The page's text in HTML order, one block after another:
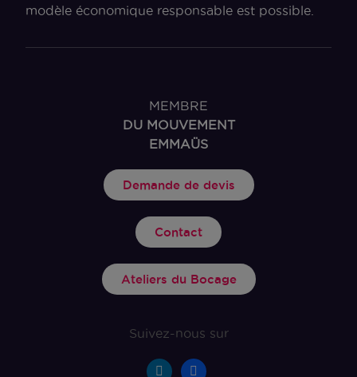
modèle économique responsable est possible.
MEMBRE
DU MOUVEMENT
EMMAÜS
Demande de devis
Contact
Ateliers du Bocage
Suivez-nous sur